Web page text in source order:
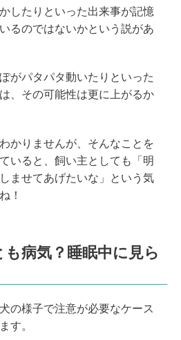
したりといった出来事が記憶
るのではないかという説があ
がパタパタ動いたりといった
、その可能性は更に上がるか
かりませんが、そんなことを
いると、飼い主としても「明
ませてあげたいな」という気
！
病気？睡眠中に見ら
の様子で注意が必要なケース
す。